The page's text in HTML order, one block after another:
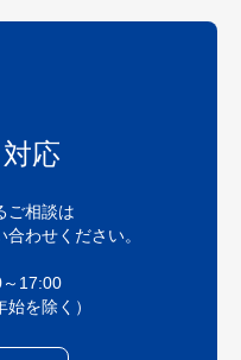
応
ご相談は
わせください。
17:00
始を除く）